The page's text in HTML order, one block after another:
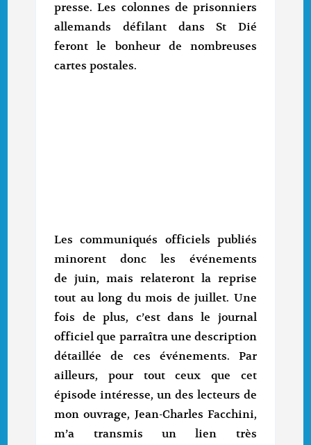
presse. Les colonnes de prisonniers
allemands défilant dans St Dié
feront le bonheur de nombreuses
cartes postales.
Les communiqués officiels publiés
minorent donc les événements
de juin, mais relateront la reprise
tout au long du mois de juillet. Une
fois de plus, c’est dans le journal
officiel que parraîtra une description
détaillée de ces événements. Par
ailleurs, pour tout ceux que cet
épisode intéresse, un des lecteurs de
mon ouvrage, Jean-Charles Facchini,
m’a transmis un lien très